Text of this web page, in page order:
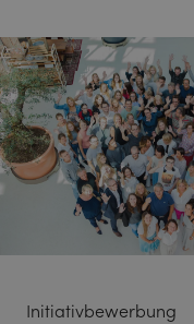
Initiativbewerbung